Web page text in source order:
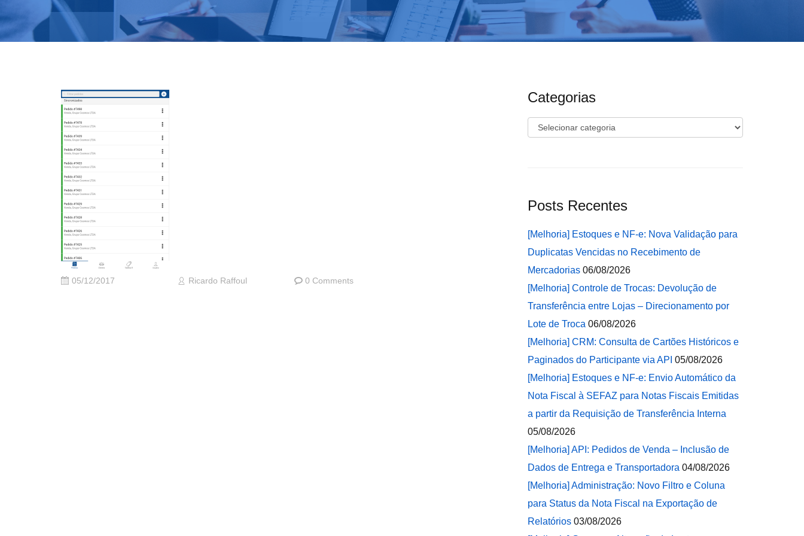
05/12/2017 Ricardo Raffoul 0 Comments
Categorias
Categorias
Posts Recentes
[Melhoria] Estoques e NF-e: Nova Validação para
Duplicatas Vencidas no Recebimento de
Mercadorias 06/08/2026
[Melhoria] Controle de Trocas: Devolução de
Transferência entre Lojas – Direcionamento por
Lote de Troca 06/08/2026
[Melhoria] CRM: Consulta de Cartões Históricos e
Paginados do Participante via API 05/08/2026
[Melhoria] Estoques e NF-e: Envio Automático da
Nota Fiscal à SEFAZ para Notas Fiscais Emitidas
a partir da Requisição de Transferência Interna
05/08/2026
[Melhoria] API: Pedidos de Venda – Inclusão de
Dados de Entrega e Transportadora 04/08/2026
[Melhoria] Administração: Novo Filtro e Coluna
para Status da Nota Fiscal na Exportação de
Relatórios 03/08/2026